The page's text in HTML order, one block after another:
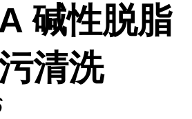
碱性脱脂
清洗